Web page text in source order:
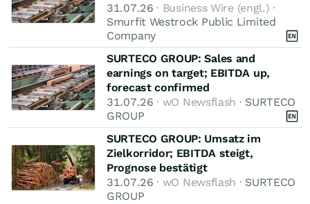
31.07.26 · Business Wire (engl.) ·
Smurfit Westrock Public Limited
Company
SURTECO GROUP: Sales and
earnings on target; EBITDA up,
forecast confirmed
31.07.26 · wO Newsflash · SURTECO
GROUP
SURTECO GROUP: Umsatz im
Zielkorridor; EBITDA steigt,
Prognose bestätigt
31.07.26 · wO Newsflash · SURTECO
GROUP